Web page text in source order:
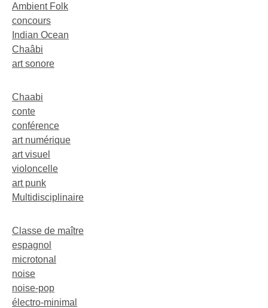
Ambient Folk
concours
Indian Ocean
Chaâbi
art sonore
Chaabi
conte
conférence
art numérique
art visuel
violoncelle
art punk
Multidisciplinaire
Classe de maître
espagnol
microtonal
noise
noise-pop
électro-minimal